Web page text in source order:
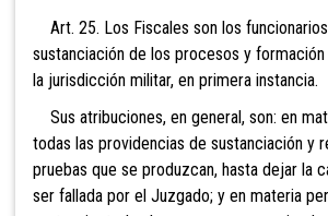
Art. 25. Los Fiscales son los
sustanciación de los procesos y formación
la jurisdicción militar, en primera instancia.
Sus atribuciones, en general, son: en
todas las providencias de sustanciación y
pruebas que se produzcan, hasta dejar la
ser fallada por el Juzgado; y en materia